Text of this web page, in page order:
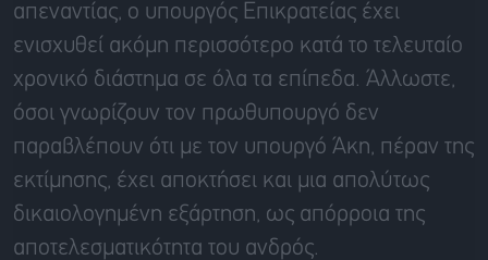
απεναντίας, ο υπουργός Επικρατείας έχει
ενισχυθεί ακόμη περισσότερο κατά το τελευταίο
χρονικό διάστημα σε όλα τα επίπεδα. Άλλωστε,
όσοι γνωρίζουν τον πρωθυπουργό δεν
παραβλέπουν ότι με τον υπουργό Άκη, πέραν της
εκτίμησης, έχει αποκτήσει και μια απολύτως
δικαιολογημένη εξάρτηση, ως απόρροια της
αποτελεσματικότητα του ανδρός.